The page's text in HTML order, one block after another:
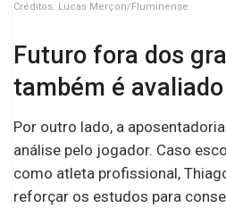
Créditos: Lucas Merçon/Fluminense
Futuro fora dos
também é avaliado
Por outro lado, a
análise pelo jogador. Caso
como atleta profissional,
reforçar os estudos para